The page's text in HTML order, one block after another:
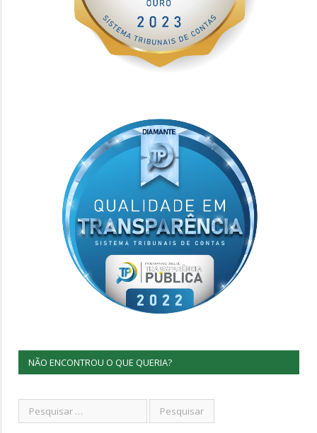
NÃO ENCONTROU O QUE QUERIA?